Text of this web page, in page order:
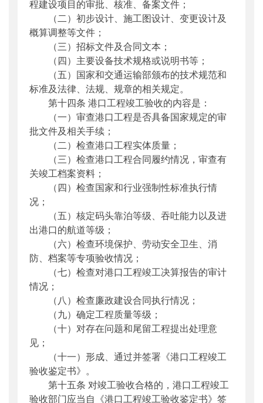
程建设项目的审批、核准、备案文件；
（二）初步设计、施工图设计、变更设计及
概算调整等文件；
（三）招标文件及合同文本；
（四）主要设备技术规格或说明书等；
（五）国家和交通运输部颁布的技术规范和
标准及法律、法规、规章的相关规定。
第十四条 港口工程竣工验收的内容是：
（一）审查港口工程是否具备国家规定的审
批文件及相关手续；
（二）检查港口工程实体质量；
（三）检查港口工程合同履约情况，审查有
关竣工档案资料；
（四）检查国家和行业强制性标准执行情
况；
（五）核定码头靠泊等级、吞吐能力以及进
出港口的航道等级；
（六）检查环境保护、劳动安全卫生、消
防、档案等专项验收情况；
（七）检查对港口工程竣工决算报告的审计
情况；
（八）检查廉政建设合同执行情况；
（九）确定工程质量等级；
（十）对存在问题和尾留工程提出处理意
见；
（十一）形成、通过并签署《港口工程竣工
验收鉴定书》。
第十五条 对竣工验收合格的，港口工程竣工
验收部门应当自《港口工程竣工验收鉴定书》签